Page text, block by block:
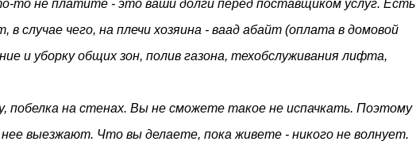
то не платите - это ваши долги перед поставщиком услуг. Есть
случае чего, на плечи хозяина - ваад абайт (оплата в домовой
и уборку общих зон, полив газона, техобслуживания лифта,
побелка на стенах. Вы не сможете такое не испачкать. Поэтому
выезжают. Что вы делаете, пока живете - никого не волнует.